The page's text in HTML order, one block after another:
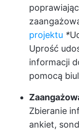
projektu *
Uprość
informacji
pomocą
Zbieranie
ankiet,